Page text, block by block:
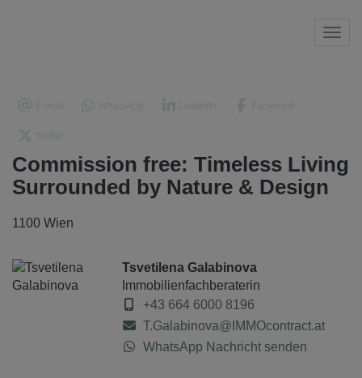
Commission free: Timeless Living
Surrounded by Nature & Design
1100 Wien
Tsvetilena Galabinova
Immobilienfachberaterin
+43 664 6000 8196
T.Galabinova@IMMOcontract.at
WhatsApp Nachricht senden